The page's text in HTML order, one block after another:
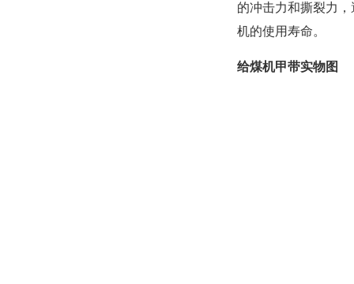
的冲击力和撕裂力
机的使用寿命。
给煤机甲带实物图